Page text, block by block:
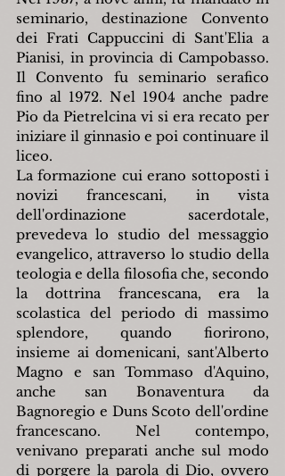
seminario, destinazione Convento
dei Frati Cappuccini di Sant'Elia a
Pianisi, in provincia di Campobasso.
Il Convento fu seminario serafico
fino al 1972. Nel 1904 anche padre
Pio da Pietrelcina vi si era recato per
iniziare il ginnasio e poi continuare il
liceo.
La formazione cui erano sottoposti i
novizi francescani, in vista
dell'ordinazione sacerdotale,
prevedeva lo studio del messaggio
evangelico, attraverso lo studio della
teologia e della filosofia che, secondo
la dottrina francescana, era la
scolastica del periodo di massimo
splendore, quando fiorirono,
insieme ai domenicani, sant'Alberto
Magno e san Tommaso d'Aquino,
anche san Bonaventura da
Bagnoregio e Duns Scoto dell'ordine
francescano. Nel contempo,
venivano preparati anche sul modo
di porgere la parola di Dio, ovvero